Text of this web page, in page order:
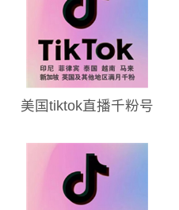
美国tiktok直播千粉号